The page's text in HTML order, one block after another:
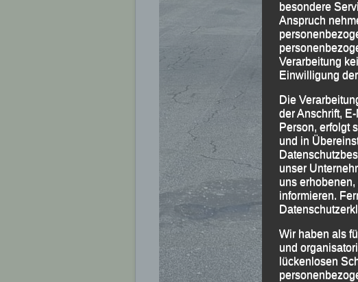
besondere
Anspruch
Verarbeitung
Einwilligung
Die
der Anschrift,
Person, erfolgt
und in
unser
uns
informieren.
Wir haben als
und
lückenlosen